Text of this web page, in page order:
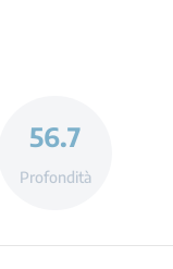
56.7
Profondità